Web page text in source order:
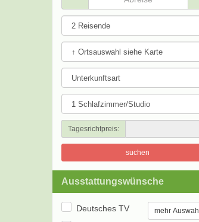
Tagesrichtpreis:
suchen
Ausstattungswünsche
mehr Auswahl
Deutsches TV